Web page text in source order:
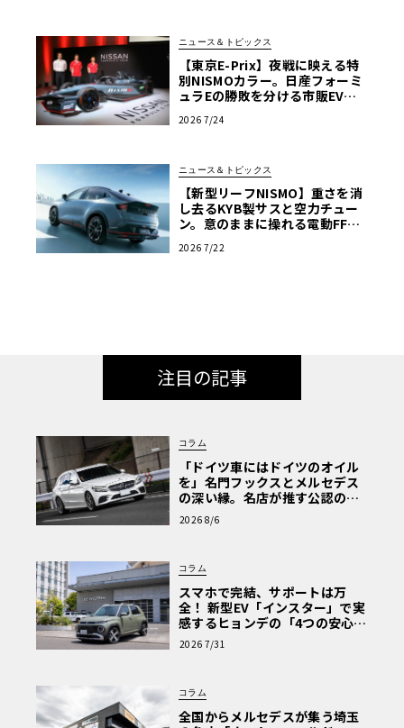
ニュース＆トピックス
【東京E-Prix】夜戦に映える特
別NISMOカラー。日産フォーミ
ュラEの勝敗を分ける市販EV由
2026 7/24
ニュース＆トピックス
【新型リーフNISMO】重さを消
し去るKYB製サスと空力チュー
ン。意のままに操れる電動FFス
2026 7/22
注目の記事
コラム
「ドイツ車にはドイツのオイル
を」名門フックスとメルセデス
の深い縁。名店が推す公認の安
心と、Cクラスで味わうシルキー
な走り〈PR〉
2026 8/6
コラム
スマホで完結、サポートは万
全！ 新型EV「インスター」で実
感するヒョンデの「4つの安心」
【第1回・ヒョンデ6つの疑問：
Why? Hyundai?】〈PR〉
2026 7/31
コラム
全国からメルセデスが集う埼玉